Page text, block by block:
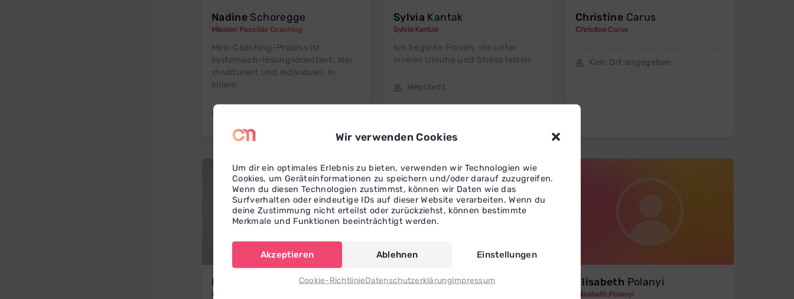
Wir verwenden Cookies
Um dir ein optimales Erlebnis zu bieten, verwenden wir Technologien wie
Cookies, um Geräteinformationen zu speichern und/oder darauf zuzugreifen.
Wenn du diesen Technologien zustimmst, können wir Daten wie das
Surfverhalten oder eindeutige IDs auf dieser Website verarbeiten. Wenn du
deine Zustimmung nicht erteilst oder zurückziehst, können bestimmte
Merkmale und Funktionen beeinträchtigt werden.
Akzeptieren Ablehnen Einstellungen
Cookie-RichtlinieDatenschutzerklärungImpressum
Nadine Schoregge
Mission Possible Coaching
Mein Coaching-Prozess ist
systemisch-lösungsorientiert, klar
strukturiert und individuell. In
einem
Sylvia Kantak
Sylvia Kantak
Ich begleite Frauen, die unter
innerer Unruhe und Stress leiden
Hepstedt
Christine Carus
Christine Carus
Kein Ort angegeben
Marianna
Marianna Sajaz
AnnieGrasnick Elisabeth Polanyi
Elisabeth Polanyi